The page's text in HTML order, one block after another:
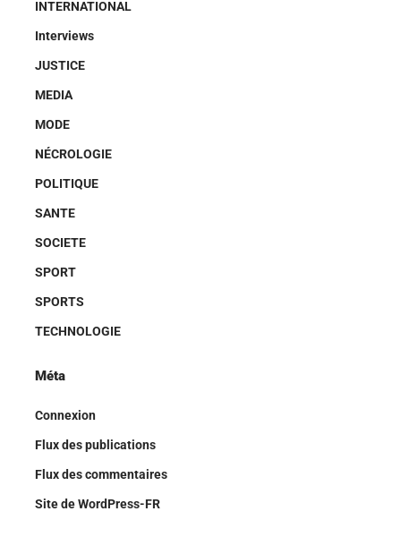
INTERNATIONAL
Interviews
JUSTICE
MEDIA
MODE
NÉCROLOGIE
POLITIQUE
SANTE
SOCIETE
SPORT
SPORTS
TECHNOLOGIE
Méta
Connexion
Flux des publications
Flux des commentaires
Site de WordPress-FR